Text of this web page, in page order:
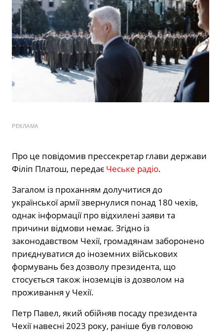
РЕКЛАМА
Про це повідомив прессекретар глави держави
Філіп Платош, передає Чеське радіо.
Загалом із проханням долучитися до
української армії звернулися понад 180 чехів,
однак інформації про відхилені заяви та
причини відмови немає. Згідно із
законодавством Чехії, громадянам заборонено
приєднуватися до іноземних військових
формувань без дозволу президента, що
стосується також іноземців із дозволом на
проживання у Чехії.
Петр Павел, який обійняв посаду президента
Чехії навесні 2023 року, раніше був головою